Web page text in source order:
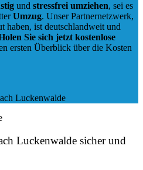
und stressfrei umziehen, sei es
Umzug. Unser Partnernetzwerk,
haben, ist deutschlandweit und
Sie sich jetzt kostenlose
ersten Überblick über die Kosten
Luckenwalde sicher und